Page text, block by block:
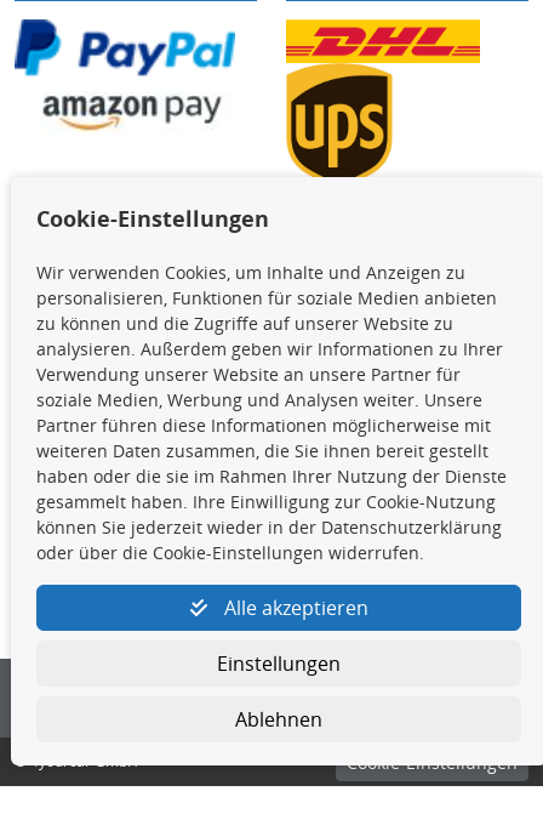
Die hier angezeigten Daten,
insbesondere die gesamte Datenbank,
dürfen nicht kopiert werden. Es ist zu
unterlassen, die Daten oder die gesamte Datenbank ohne
vorherige Zustimmung TecDocs zu vervielfältigen, zu
verbreiten und/oder diese Handlungen durch Dritte ausführen
zu lassen. Ein Zuwiderhandeln stellt eine
Urheberrechtsverletzung dar und wird verfolgt.
Kontakt
4yourcar GmbH | Avidesweg 1 | 27386 Hemsbünde |
kundenservice@4yourcar.de
© 4yourcar GmbH Cookie-Einstellungen
Cookie-Einstellungen
Wir verwenden Cookies, um Inhalte und Anzeigen zu
personalisieren, Funktionen für soziale Medien anbieten
zu können und die Zugriffe auf unserer Website zu
analysieren. Außerdem geben wir Informationen zu Ihrer
Verwendung unserer Website an unsere Partner für
soziale Medien, Werbung und Analysen weiter. Unsere
Partner führen diese Informationen möglicherweise mit
weiteren Daten zusammen, die Sie ihnen bereit gestellt
haben oder die sie im Rahmen Ihrer Nutzung der Dienste
gesammelt haben. Ihre Einwilligung zur Cookie-Nutzung
können Sie jederzeit wieder in der Datenschutzerklärung
oder über die Cookie-Einstellungen widerrufen.
Alle akzeptieren
Einstellungen
Ablehnen